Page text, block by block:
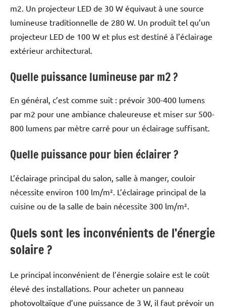
m2. Un projecteur LED de 30 W équivaut à une source
lumineuse traditionnelle de 280 W. Un produit tel qu’un
projecteur LED de 100 W et plus est destiné à l’éclairage
extérieur architectural.
Quelle puissance lumineuse par m2 ?
En général, c’est comme suit : prévoir 300-400 lumens
par m2 pour une ambiance chaleureuse et miser sur 500-
800 lumens par mètre carré pour un éclairage suffisant.
Quelle puissance pour bien éclairer ?
L’éclairage principal du salon, salle à manger, couloir
nécessite environ 100 lm/m². L’éclairage principal de la
cuisine ou de la salle de bain nécessite 300 lm/m².
Quels sont les inconvénients de l’énergie
solaire ?
Le principal inconvénient de l’énergie solaire est le coût
élevé des installations. Pour acheter un panneau
photovoltaïque d’une puissance de 3 W, il faut prévoir un